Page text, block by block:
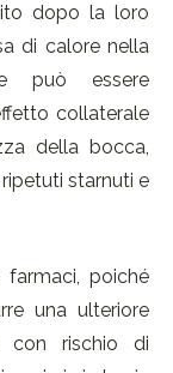
dopo la loro
di calore nella
può essere
collaterale
della bocca,
starnuti e
farmaci, poiché
una ulteriore
con rischio di